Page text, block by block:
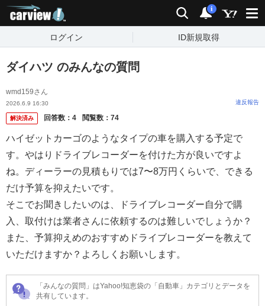
検索 通知
i
ログイン ID新規取得
ダイハツ のみんなの質問
wmd159さん
2026.6.9 16:30 違反報告
解決済み 回答数： 4 閲覧数： 74
ハイゼットカーゴのようなタイプの車を購入する予定で
す。やはりドライブレコーダーを付けた方が良いですよ
ね。ディーラーの見積もりでは7〜8万円くらいで、できる
だけ予算を抑えたいです。
そこでお聞きしたいのは、ドライブレコーダー自分で購
入、取付けは業者さんに依頼するのは難しいでしょうか？
また、予算抑えめのおすすめドライブレコーダーを教えて
いただけますか？よろしくお願いします。
「みんなの質問」はYahoo!知恵袋の「自動車」カテゴリとデータを
共有しています。